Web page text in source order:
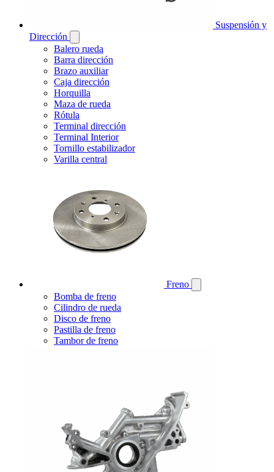
Suspensión y
Dirección
Balero rueda
Barra dirección
Brazo auxiliar
Caja dirección
Horquilla
Maza de rueda
Rótula
Terminal dirección
Terminal Interior
Tornillo estabilizador
Varilla central
Freno
Bomba de freno
Cilindro de rueda
Disco de freno
Pastilla de freno
Tambor de freno